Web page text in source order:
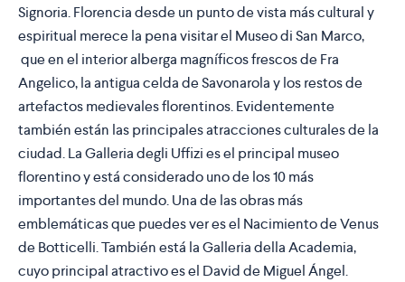
Signoria. Florencia desde un punto de vista más cultural y
espiritual merece la pena visitar el Museo di San Marco,
que en el interior alberga magníficos frescos de Fra
Angelico, la antigua celda de Savonarola y los restos de
artefactos medievales florentinos. Evidentemente
también están las principales atracciones culturales de la
ciudad. La Galleria degli Uffizi es el principal museo
florentino y está considerado uno de los 10 más
importantes del mundo. Una de las obras más
emblemáticas que puedes ver es el Nacimiento de Venus
de Botticelli. También está la Galleria della Academia,
cuyo principal atractivo es el David de Miguel Ángel.